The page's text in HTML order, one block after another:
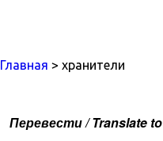
Главная > хранители
Перевести / Translate to